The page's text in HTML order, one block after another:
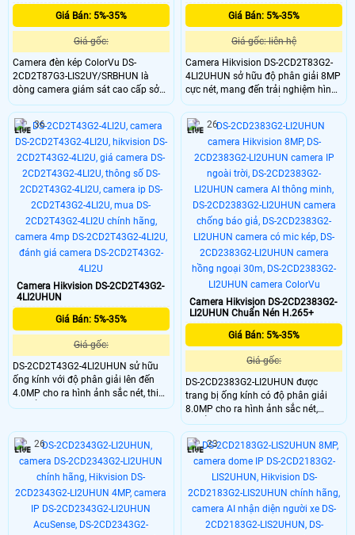
Giá Bán: 5%-35%
Giá gốc:
Camera đèn kép ColorVu DS-
2CD2T87G3-LIS2UY/SRBHUN là
dòng camera giám sát cao cấp sở
hữu độ phân giải 8MP siêu nét cùng
cảm biến 1/1.8 inch cho khả năng
thu nhận hình ảnh vượt trội. DS-
2CD2T87G3-LIS2UY/SRBHUN trang
bị công nghệ ColorVu kết hợp HikAI-
ISP giúp ghi hình màu sắc chân
thực 24/7
Giá Bán: 5%-35%
Giá gốc: liên hệ
Camera Hikvision DS-2CD2T83G2-
4LI2UHUN sở hữu độ phân giải 8MP
cực nét, mang đến trải nghiệm hình
ảnh 4K chân thực. Điểm nhấn lớn
nhất là hệ thống đèn kép thông
minh hồng ngoại và ánh sáng trắng
lên tới 80m. Camera IP Hikvision
giúp bạn quan sát rõ ràng mọi
chuyển động trong đêm đen đảm
bảo an ninh tuyệt đối.
Camera Hikvision DS-2CD2T43G2-
4LI2UHUN
Giá Bán: 5%-35%
Giá gốc:
DS-2CD2T43G2-4LI2UHUN sử hữu
ống kính với độ phân giải lên đến
4.0MP cho ra hình ảnh sắc nét, thiết
kế kiểu dáng thân chắc chắn lắp đặt
chống ngược sáng WDR 120dB,
trang bị nhiều tính năng AI phân
biệt người và xe, giảm báo động giả
36
Camera Hikvision DS-2CD2383G2-
LI2UHUN Chuẩn Nén H.265+
Giá Bán: 5%-35%
Giá gốc:
DS-2CD2383G2-LI2UHUN được
trang bị ống kính có độ phân giải
8.0MP cho ra hình ảnh sắc nét,
chuẩn nén H.265+ giúp tiết kiệm
băng thông khi lưu trữ, với khả năng
nhìn có màu vào ban đêm 30m,
chống ngược sáng WDR 120dB,
trang bị tính năng AI giúp phân việt
người và xe, giảm báo động ảo.
26
26 23